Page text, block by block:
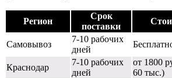
Регион
Срок
поставки
Самовывоз
7-10 рабочих
дней
Краснодар
7-10 рабочих
дней
от 1800
60 тыс.)